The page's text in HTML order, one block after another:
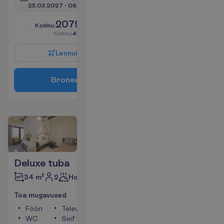
25.03.2027 - 06.04.2027
Kokku:2079.00
Kokku4158.00
Lennuin
Bronee
Deluxe tuba
34 m² 2 Hommikusöök
Toa mugavused
Föön
WC
Televiisor
Seif